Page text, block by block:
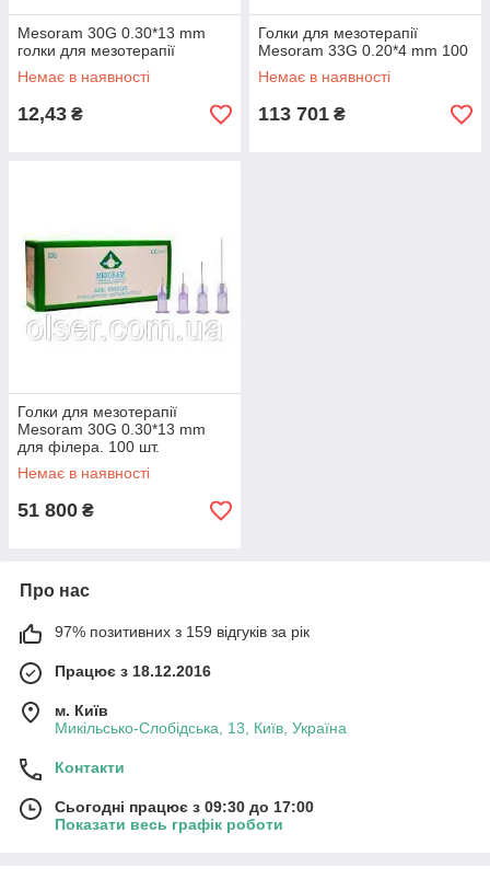
Mesoram 30G 0.30*13 mm
голки для мезотерапії
Немає в наявності
12,43 ₴
Голки для мезотерапії
Mesoram 33G 0.20*4 mm 100
Немає в наявності
113 701 ₴
Голки для мезотерапії
Mesoram 30G 0.30*13 mm
для філера. 100 шт.
Немає в наявності
51 800 ₴
Про нас
97% позитивних з 159 відгуків за рік
Працює з 18.12.2016
м. Київ
Микільсько-Слобідська, 13, Київ, Україна
Контакти
Сьогодні працює з 09:30 до 17:00
Показати весь графік роботи